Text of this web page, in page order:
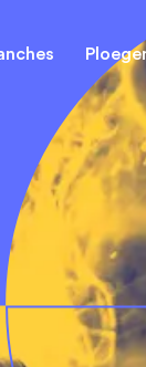
Technisch Operator
Allround Operator